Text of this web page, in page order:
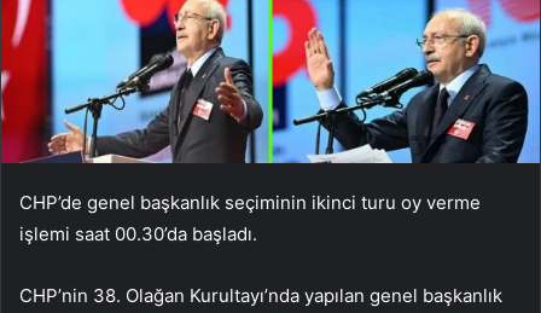
CHP’de genel başkanlık seçiminin ikinci turu oy verme
işlemi saat 00.30’da başladı.
CHP’nin 38. Olağan Kurultayı’nda yapılan genel başkanlık